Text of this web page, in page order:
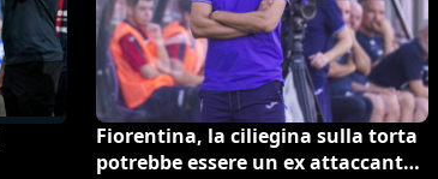
Fiorentina, la ciliegina sulla torta
potrebbe essere un ex attaccante